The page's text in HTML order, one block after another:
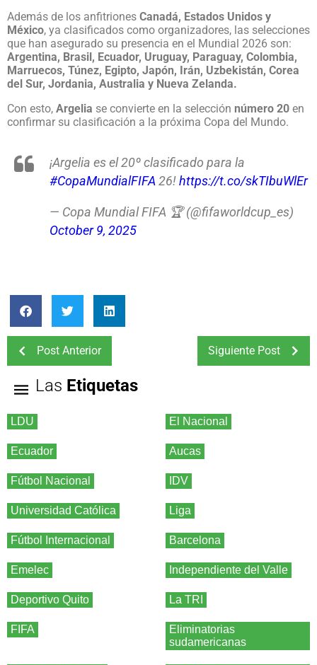
Además de los anfitriones Canadá, Estados Unidos y
México, ya clasificados como organizadores, las selecciones
que han asegurado su presencia en el Mundial 2026 son:
Argentina, Brasil, Ecuador, Uruguay, Paraguay, Colombia,
Marruecos, Túnez, Egipto, Japón, Irán, Uzbekistán, Corea
del Sur, Jordania, Australia y Nueva Zelanda.
Con esto, Argelia se convierte en la selección número 20 en
confirmar su clasificación a la próxima Copa del Mundo.
¡Argelia es el 20º clasificado para la
#CopaMundialFIFA26!https://t.co/skTIbuWlEr
— Copa Mundial FIFA 🏆 (@fifaworldcup_es)
October 9, 2025
Post Anterior Siguiente Post
Las Etiquetas
LDU El Nacional
Ecuador Aucas
Fútbol Nacional IDV
Universidad Católica Liga
Fútbol Internacional Barcelona
Emelec Independiente del Valle
Deportivo Quito La TRI
FIFA
Eliminatorias
sudamericanas